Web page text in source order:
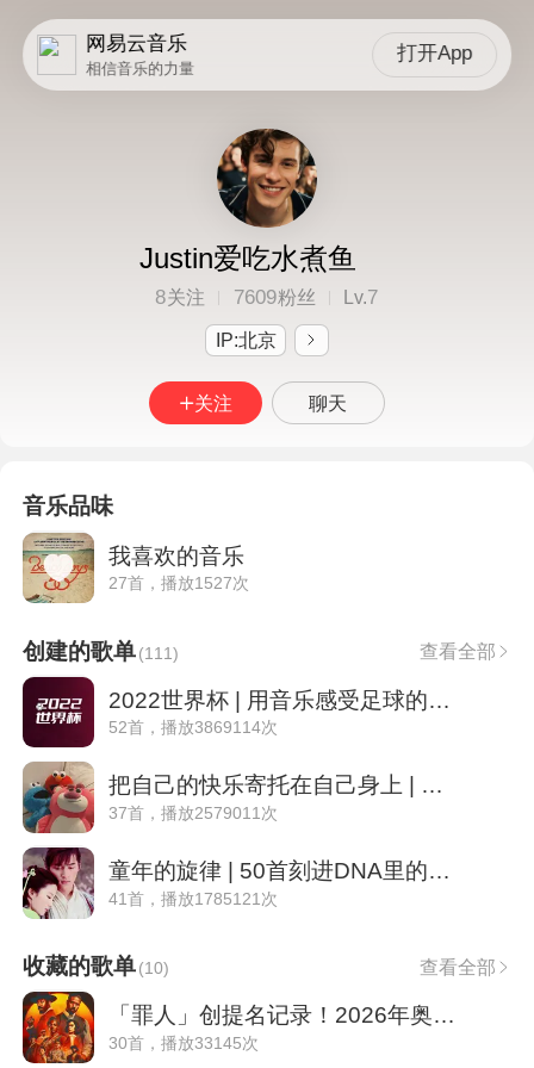
网易云音乐
相信音乐的力量
打开App
Justin爱吃水煮鱼
8关注 7609粉丝 Lv.7
IP:北京
关注 聊天
音乐品味
我喜欢的音乐
27首，播放1527次
创建的歌单(111) 查看全部
2022世界杯 | 用音乐感受足球的热血澎湃
52首，播放3869114次
把自己的快乐寄托在自己身上 | 自娱自乐:)
37首，播放2579011次
童年的旋律 | 50首刻进DNA里的影视原声
41首，播放1785121次
收藏的歌单(10) 查看全部
「罪人」创提名记录！2026年奥斯卡提名公布
30首，播放33145次